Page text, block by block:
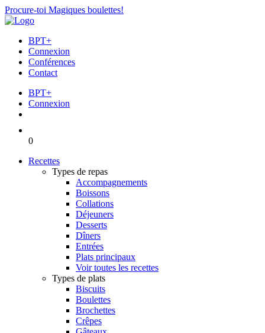
Procure-toi Magiques boulettes!
BPT+
Connexion
Conférences
Contact
BPT+
Connexion
0
Recettes
Types de repas
Accompagnements
Boissons
Collations
Déjeuners
Desserts
Dîners
Entrées
Plats principaux
Voir toutes les recettes
Types de plats
Biscuits
Boulettes
Brochettes
Crêpes